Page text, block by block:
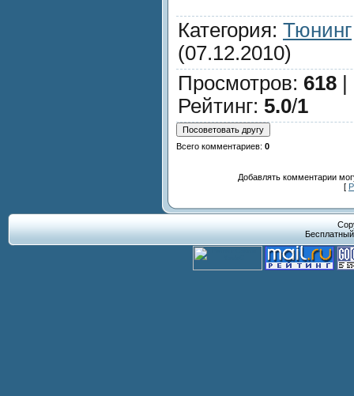
Категория: Тюнинг
(07.12.2010)
Просмотров: 618 |
Рейтинг: 5.0/1
Всего комментариев: 0
Добавлять комментарии
[